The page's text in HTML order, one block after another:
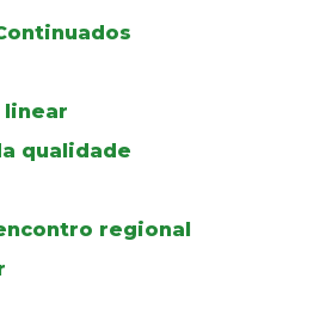
linear
qualidade
regional